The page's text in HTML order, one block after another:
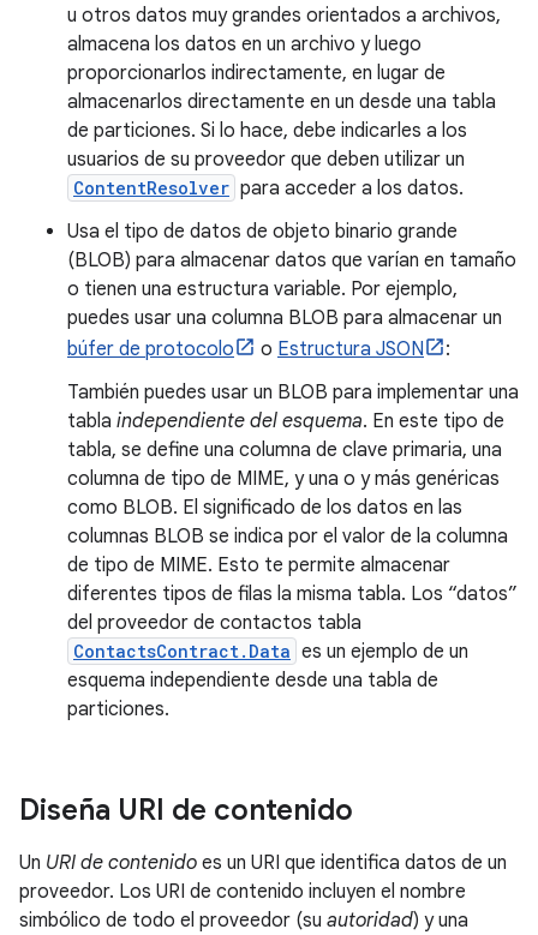
u otros datos muy grandes orientados a archivos,
almacena los datos en un archivo y luego
proporcionarlos indirectamente, en lugar de
almacenarlos directamente en un desde una tabla
de particiones. Si lo hace, debe indicarles a los
usuarios de su proveedor que deben utilizar un
ContentResolver para acceder a los datos.
Usa el tipo de datos de objeto binario grande
(BLOB) para almacenar datos que varían en tamaño
o tienen una estructura variable. Por ejemplo,
puedes usar una columna BLOB para almacenar un
búfer de protocolo
o Estructura JSON
:
También puedes usar un BLOB para implementar una
tabla independiente del esquema. En este tipo de
tabla, se define una columna de clave primaria, una
columna de tipo de MIME, y una o y más genéricas
como BLOB. El significado de los datos en las
columnas BLOB se indica por el valor de la columna
de tipo de MIME. Esto te permite almacenar
diferentes tipos de filas la misma tabla. Los “datos”
del proveedor de contactos tabla
ContactsContract.Data es un ejemplo de un
esquema independiente desde una tabla de
particiones.
Diseña URI de contenido
Un URI de contenido es un URI que identifica datos de un
proveedor. Los URI de contenido incluyen el nombre
simbólico de todo el proveedor (su autoridad) y una